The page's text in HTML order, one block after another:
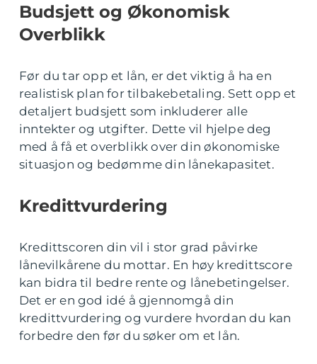
Budsjett og Økonomisk
Overblikk
Før du tar opp et lån, er det viktig å ha en
realistisk plan for tilbakebetaling. Sett opp et
detaljert budsjett som inkluderer alle
inntekter og utgifter. Dette vil hjelpe deg
med å få et overblikk over din økonomiske
situasjon og bedømme din lånekapasitet.
Kredittvurdering
Kredittscoren din vil i stor grad påvirke
lånevilkårene du mottar. En høy kredittscore
kan bidra til bedre rente og lånebetingelser.
Det er en god idé å gjennomgå din
kredittvurdering og vurdere hvordan du kan
forbedre den før du søker om et lån.